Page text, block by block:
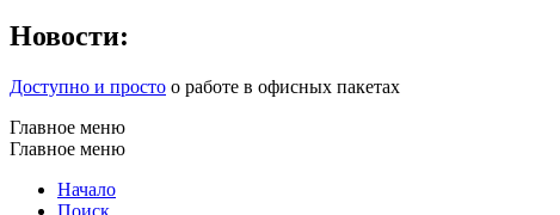
Новости:
Доступно и просто о работе в офисных пакетах
Главное меню
Главное меню
Начало
Поиск